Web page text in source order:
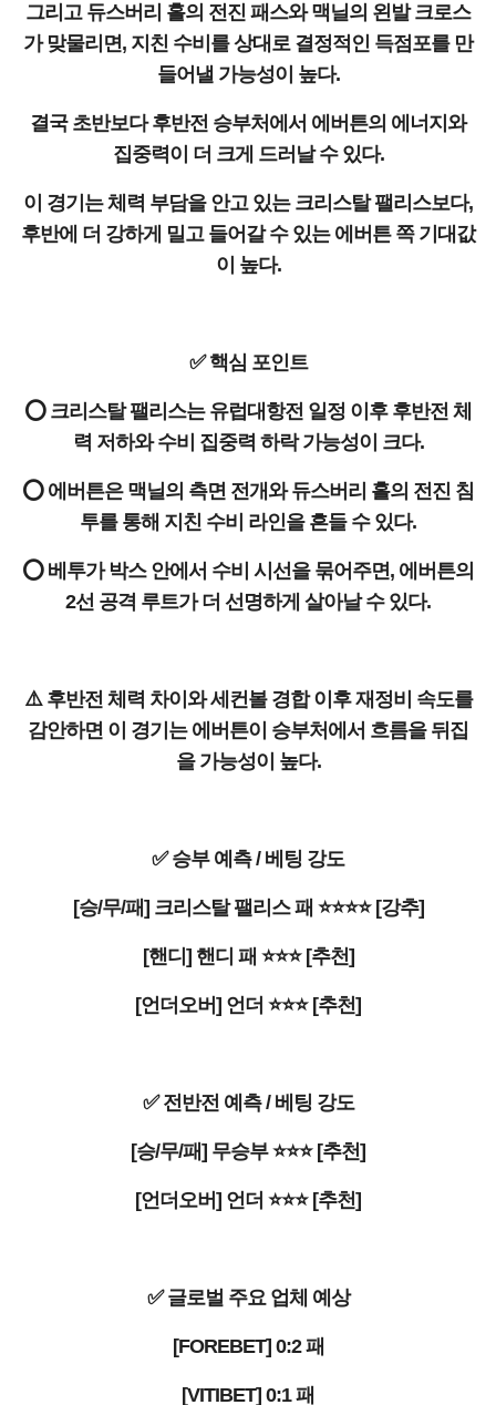
그리고 듀스버리 홀의 전진 패스와 맥닐의 왼발 크로스
가 맞물리면, 지친 수비를 상대로 결정적인 득점포를 만
들어낼 가능성이 높다.
결국 초반보다 후반전 승부처에서 에버튼의 에너지와
집중력이 더 크게 드러날 수 있다.
이 경기는 체력 부담을 안고 있는 크리스탈 팰리스보다,
후반에 더 강하게 밀고 들어갈 수 있는 에버튼 쪽 기대값
이 높다.
✅ 핵심 포인트
⭕ 크리스탈 팰리스는 유럽대항전 일정 이후 후반전 체
력 저하와 수비 집중력 하락 가능성이 크다.
⭕ 에버튼은 맥닐의 측면 전개와 듀스버리 홀의 전진 침
투를 통해 지친 수비 라인을 흔들 수 있다.
⭕ 베투가 박스 안에서 수비 시선을 묶어주면, 에버튼의
2선 공격 루트가 더 선명하게 살아날 수 있다.
⚠️ 후반전 체력 차이와 세컨볼 경합 이후 재정비 속도를
감안하면 이 경기는 에버튼이 승부처에서 흐름을 뒤집
을 가능성이 높다.
✅ 승부 예측 / 베팅 강도
[승/무/패] 크리스탈 팰리스 패 ⭐⭐⭐⭐ [강추]
[핸디] 핸디 패 ⭐⭐⭐ [추천]
[언더오버] 언더 ⭐⭐⭐ [추천]
✅ 전반전 예측 / 베팅 강도
[승/무/패] 무승부 ⭐⭐⭐ [추천]
[언더오버] 언더 ⭐⭐⭐ [추천]
✅ 글로벌 주요 업체 예상
[FOREBET] 0:2 패
[VITIBET] 0:1 패